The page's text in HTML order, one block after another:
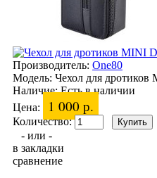
Производитель: One80
Модель: Чехол для
Наличие:Есть в наличии
Цена:
1 000 р.
Количество:
- или -
в закладки
сравнение